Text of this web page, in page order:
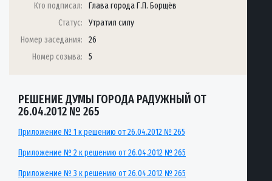
Кто подписал:
Глава города Г.П. Борщёв
Статус:
Утратил силу
Номер заседания:
26
Номер созыва:
5
РЕШЕНИЕ ДУМЫ ГОРОДА РАДУЖНЫЙ ОТ
26.04.2012 № 265
Приложение № 1 к решению от 26.04.2012 № 265
Приложение № 2 к решению от 26.04.2012 № 265
Приложение № 3 к решению от 26.04.2012 № 265